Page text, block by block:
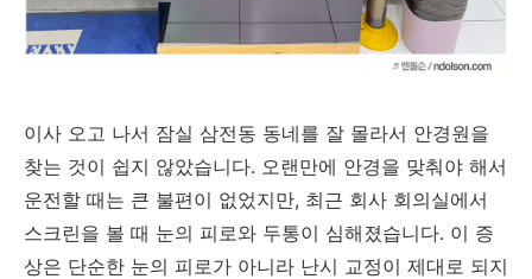
이사 오고 나서 잠실 삼전동 동네를 잘 몰라서 안경원을
찾는 것이 쉽지 않았습니다. 오랜만에 안경을 맞춰야 해서
운전할 때는 큰 불편이 없었지만, 최근 회사 회의실에서
스크린을 볼 때 눈의 피로와 두통이 심해졌습니다. 이 증
상은 단순한 눈의 피로가 아니라 난시 교정이 제대로 되지